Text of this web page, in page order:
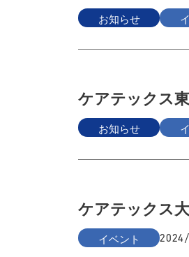
お知らせ
ケアテックス
お知らせ
ケアテックス
イベント